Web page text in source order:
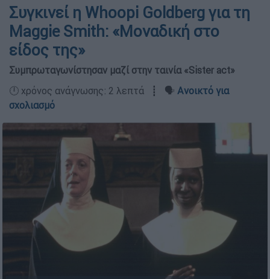
Συγκινεί η Whoopi Goldberg για τη
Maggie Smith: «Μοναδική στο
είδος της»
Συμπρωταγωνίστησαν μαζί στην ταινία «Sister act»
🕛 χρόνος ανάγνωσης: 2 λεπτά ┋ 🗣️ Ανοικτό για
σχολιασμό